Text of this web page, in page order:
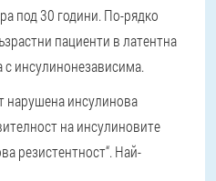
под 30 години. По-рядко
пациенти в латентна
с инсулинонезависима.
нарушена инсулинова
на инсулиновите
резистентност“. Най-